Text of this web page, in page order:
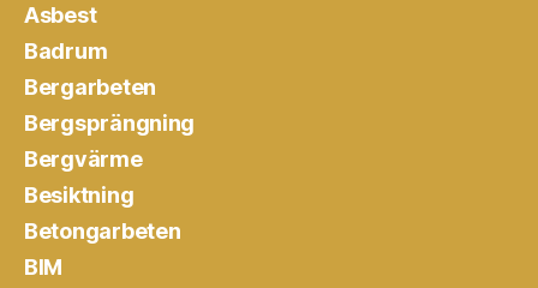
Asbest
Badrum
Bergarbeten
Bergsprängning
Bergvärme
Besiktning
Betongarbeten
BIM